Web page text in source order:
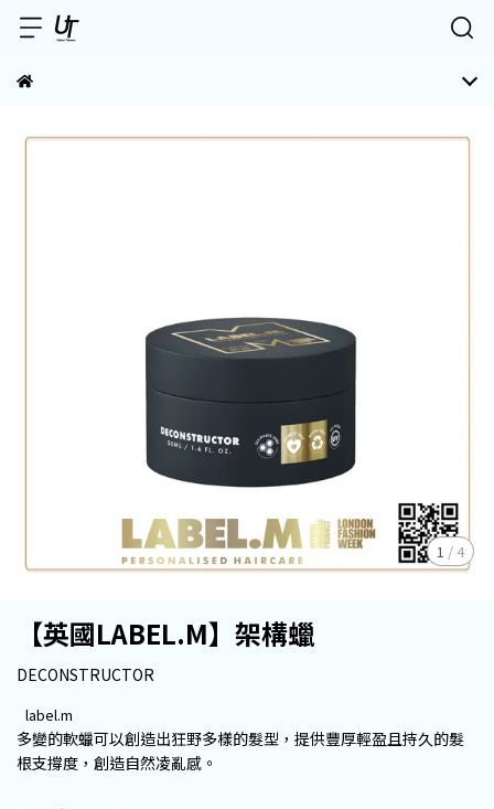
1 / 4
【英國LABEL.M】架構蠟
DECONSTRUCTOR
label.m
多變的軟蠟可以創造出狂野多樣的髮型，提供豐厚輕盈且持久的髮
根支撐度，創造自然凌亂感。